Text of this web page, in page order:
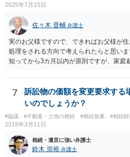
2025年7月15日
佐々木 晋輔 弁護士
実のお父様ですので、できればお父様が
処理をされる方向で考えられたらと思いま
知ってから3カ月以内が原則ですが、家庭
放棄するかどうか決めることができます
することはありませんので、数年後に借
ありません。 なお、私が扱った相続放棄
伸長して調査したところ、サラ金に対す
つかったため相続したという事例がありま
7
訴訟物の価額を変更要求する
いのでしょうか？
#協議 #不動産・土地の相続 #相続放棄 #相続
2018年3月11日
相続・遺言に強い弁護士
鈴木 崇裕 弁護士